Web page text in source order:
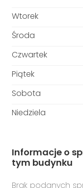
Wtorek
Środa
Czwartek
Piątek
Sobota
Niedziela
Informacje o
tym budynku
Brak podanych